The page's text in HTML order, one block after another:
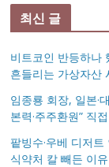
최신 글
비트코인 반등하나
흔들리는 가상자산
임종룡 회장, 일본·
본력·주주환원” 직
팥빙수·우베 디저
식약처 칼 빼든 이유